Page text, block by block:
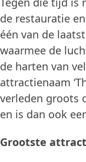
de restauratie
één van de
waarmee de
de harten van
attractienaam
verleden groots
en is dan ook
Grootste